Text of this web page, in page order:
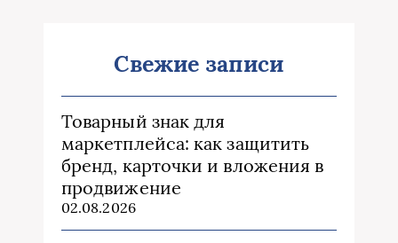
Свежие записи
Товарный знак для
маркетплейса: как защитить
бренд, карточки и вложения в
продвижение
02.08.2026